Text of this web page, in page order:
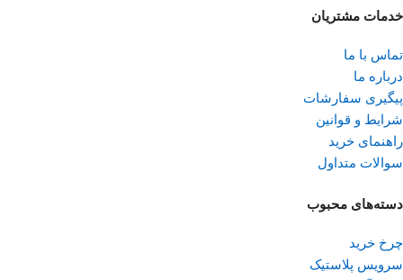
خدمات مشتریان
تماس با ما
درباره ما
پیگیری سفارشات
شرایط و قوانین
راهنمای خرید
سوالات متداول
دسته‌های محبوب
چرخ خرید
سرویس پلاستیک